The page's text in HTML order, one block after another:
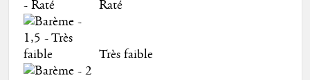
Raté
Très faible